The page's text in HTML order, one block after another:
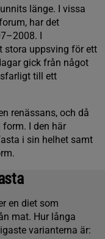
länge. I vissa
har det
I
stora uppsving för ett
gick från något
till ett
renässans, och då
I den här
i sin helhet samt
en diet som
mat. Hur långa
varianterna är: